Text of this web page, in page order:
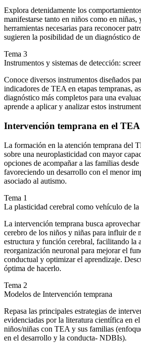
Explora detenidamente los
manifestarse tanto en niños como en niñas,
herramientas necesarias para reconocer
sugieren la posibilidad de un diagnóstico
Tema 3
Instrumentos y sistemas de detección:
Conoce diversos instrumentos diseñados
indicadores de TEA en etapas tempranas,
diagnóstico más completos para una
aprende a aplicar y analizar estos
Intervención temprana en el TEA
La formación en la atención temprana del
sobre una neuroplasticidad con mayor
opciones de acompañar a las familias
favoreciendo un desarrollo con el menor
asociado al autismo.
Tema 1
La plasticidad cerebral como vehículo de
La intervención temprana busca
cerebro de los niños y niñas para influir de
estructura y función cerebral, facilitando la
reorganización neuronal para mejorar el
conductual y optimizar el aprendizaje.
óptima de hacerlo.
Tema 2
Modelos de Intervención temprana
Repasa las principales estrategias de
evidenciadas por la literatura científica en
niños/niñas con TEA y sus familias
en el desarrollo y la conducta- NDBIs).